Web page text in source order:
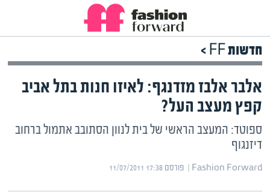
חדשות FF >
אלבר אלבז מזדנגף: לאיזו חנות בתל אביב
קפץ מעצב העל?
ספוטד: המעצב הראשי של בית לנוון הסתובב אתמול ברחוב
דיזנגוף
Fashion Forward | ‏ פורסם ‎11/07/2011 17:38